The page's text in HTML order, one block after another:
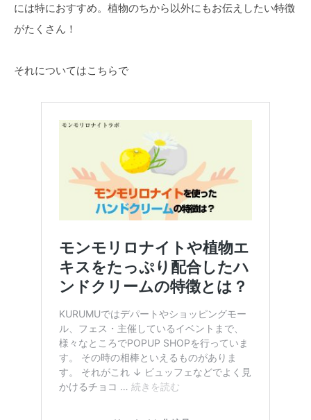
には特におすすめ。植物のちから以外にもお伝えしたい特徴
がたくさん！
それについてはこちらで